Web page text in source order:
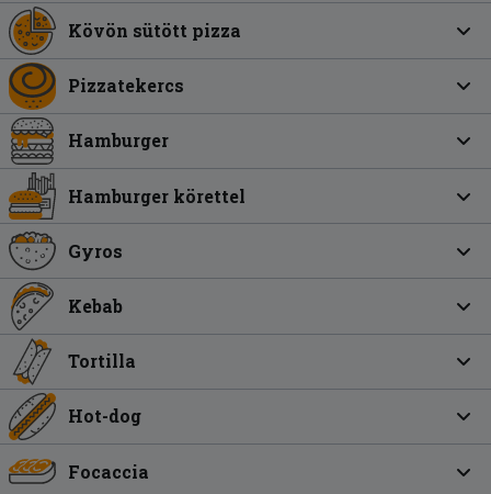
Kövön sütött pizza
Pizzatekercs
Hamburger
Hamburger körettel
Gyros
Kebab
Tortilla
Hot-dog
Focaccia